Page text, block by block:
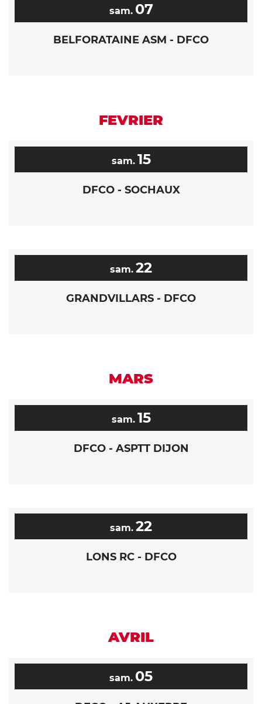
sam. 07
BELFORATAINE ASM - DFCO
FEVRIER
sam. 15
DFCO - SOCHAUX
sam. 22
GRANDVILLARS - DFCO
MARS
sam. 15
DFCO - ASPTT DIJON
sam. 22
LONS RC - DFCO
AVRIL
sam. 05